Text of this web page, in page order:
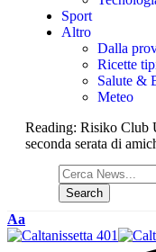
Sport
Altro
Dalla
Ricette
Salute &
Meteo
Reading: Risiko Club
seconda serata di
Aa